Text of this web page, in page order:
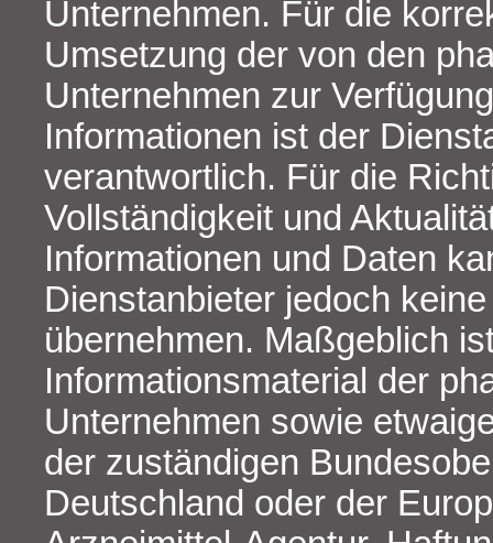
Unternehmen. Für die
Umsetzung der von den
Unternehmen zur
Informationen ist der
verantwortlich. Für die
Vollständigkeit und
Informationen und Daten
Dienstanbieter jedoch
übernehmen. Maßgeblich
Informationsmaterial der
Unternehmen sowie
der zuständigen
Deutschland oder der